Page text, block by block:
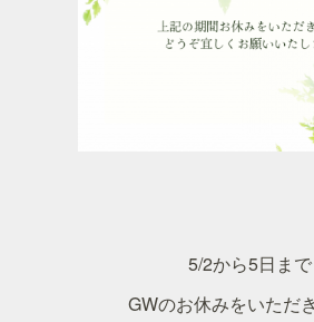
5/2から5日まで
GWのお休みをいただ